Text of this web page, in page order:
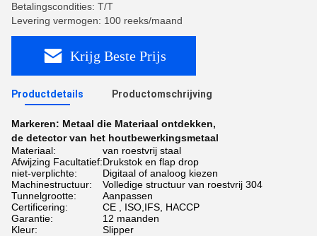
Betalingscondities: T/T
Levering vermogen: 100 reeks/maand
Krijg Beste Prijs
Productdetails Productomschrijving
Markeren: Metaal die Materiaal ontdekken,
de detector van het houtbewerkingsmetaal
Materiaal:
van roestvrij staal
Afwijzing Facultatief:Drukstok en flap drop
niet-verplichte:
Digitaal of analoog kiezen
Machinestructuur:
Volledige structuur van roestvrij 304
Tunnelgrootte:
Aanpassen
Certificering:
CE , ISO,IFS, HACCP
Garantie:
12 maanden
Kleur:
Slipper